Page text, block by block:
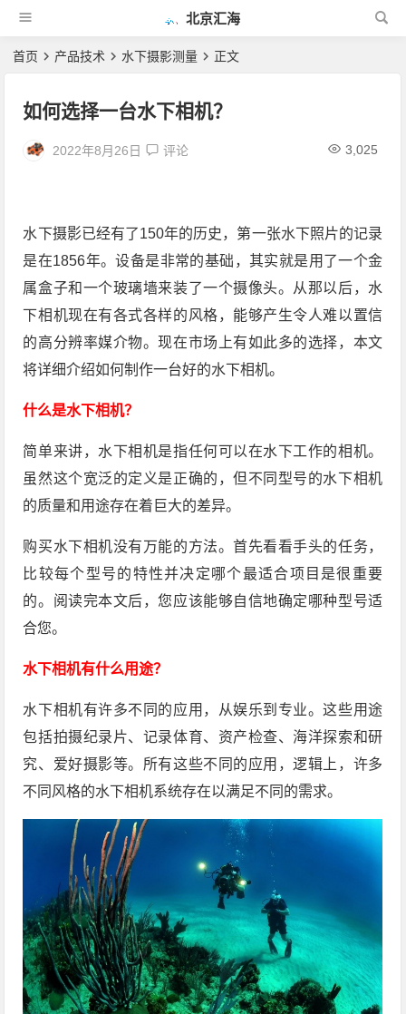
北京汇海
首页 产品技术 水下摄影测量 正文
如何选择一台水下相机？
2022年8月26日 评论 3,025
水下摄影已经有了150年的历史，第一张水下照片的记录
是在1856年。设备是非常的基础，其实就是用了一个金
属盒子和一个玻璃墙来装了一个摄像头。从那以后，水
下相机现在有各式各样的风格，能够产生令人难以置信
的高分辨率媒介物。现在市场上有如此多的选择，本文
将详细介绍如何制作一台好的水下相机。
什么是水下相机？
简单来讲，水下相机是指任何可以在水下工作的相机。
虽然这个宽泛的定义是正确的，但不同型号的水下相机
的质量和用途存在着巨大的差异。
购买水下相机没有万能的方法。首先看看手头的任务，
比较每个型号的特性并决定哪个最适合项目是很重要
的。阅读完本文后，您应该能够自信地确定哪种型号适
合您。
水下相机有什么用途？
水下相机有许多不同的应用，从娱乐到专业。这些用途
包括拍摄纪录片、记录体育、资产检查、海洋探索和研
究、爱好摄影等。所有这些不同的应用，逻辑上，许多
不同风格的水下相机系统存在以满足不同的需求。